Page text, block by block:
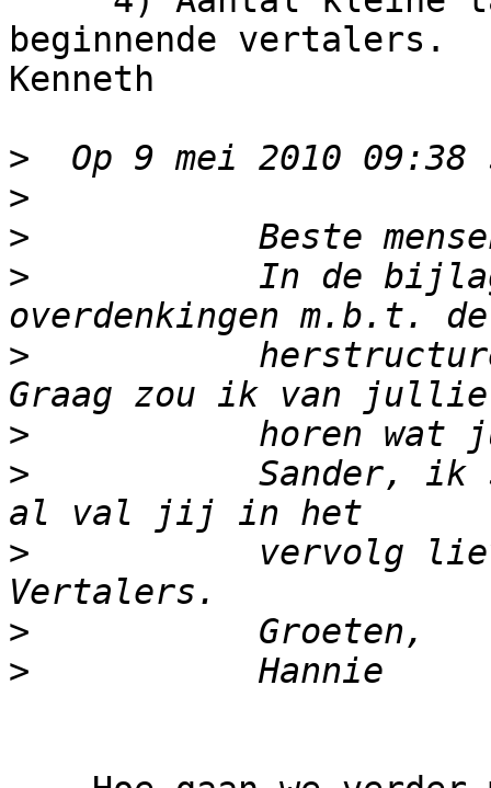
beginnende vertalers.
Kenneth
>
>
>
>
In de
>
>
>
Sander, ik
>
vervolg
>
>